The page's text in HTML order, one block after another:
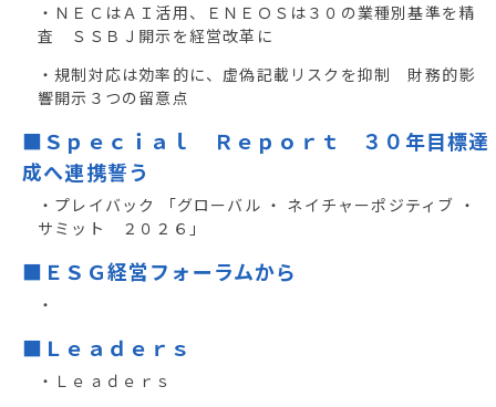
・ＮＥＣはＡＩ活用、ＥＮＥＯＳは３０の業種別基準を精
査 ＳＳＢＪ開示を経営改革に
・規制対応は効率的に、虚偽記載リスクを抑制 財務的影
響開示３つの留意点
■Ｓｐｅｃｉａｌ Ｒｅｐｏｒｔ ３０年目標達
成へ連携誓う
・プレイバック 「グローバル ・ ネイチャーポジティブ ・
サミット ２０２６」
■ＥＳＧ経営フォーラムから
・
■Ｌｅａｄｅｒｓ
・Ｌｅａｄｅｒｓ